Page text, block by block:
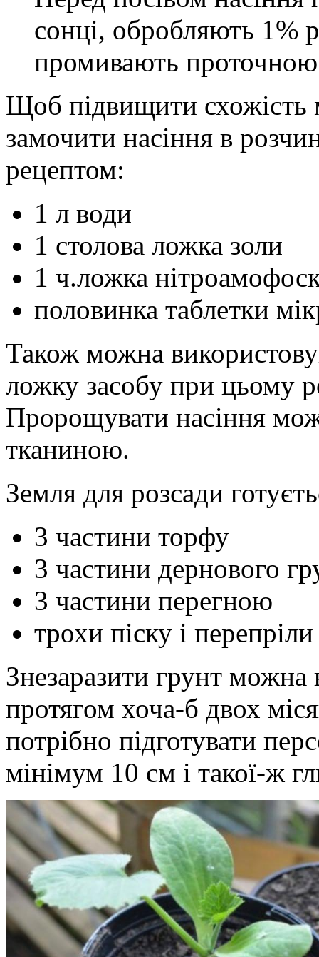
сонці, обробляють 1%
промивають
Щоб підвищити схожість
замочити насіння в
рецептом:
1 л води
1 столова ложка золи
1 ч.ложка
половинка таблетки
Також можна
ложку засобу при цьому
Пророщувати насіння
тканиною.
Земля для розсади
3 частини торфу
3 частини дернового
3 частини перегною
трохи піску і
Знезаразити грунт
протягом хоча-б двох
потрібно підготувати
мінімум 10 см і такої-ж